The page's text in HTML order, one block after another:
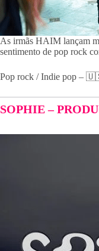
As irmãs HAIM lançam
sentimento de pop rock
Pop rock / Indie pop –
SOPHIE –